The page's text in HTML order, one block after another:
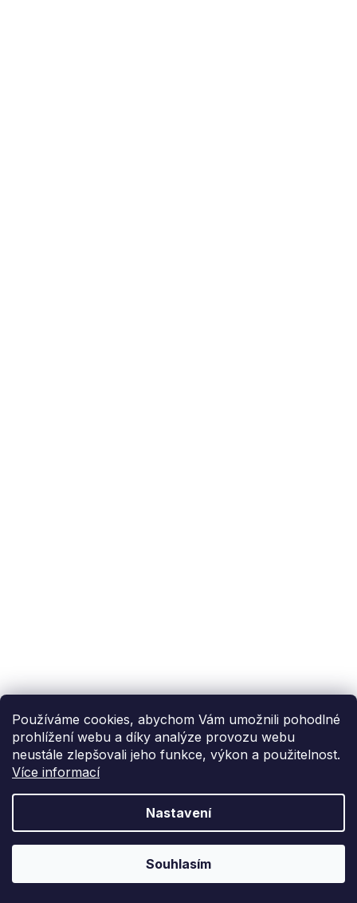
Používáme cookies, abychom Vám umožnili pohodlné
prohlížení webu a díky analýze provozu webu
neustále zlepšovali jeho funkce, výkon a použitelnost.
Více informací
Nastavení
Souhlasím